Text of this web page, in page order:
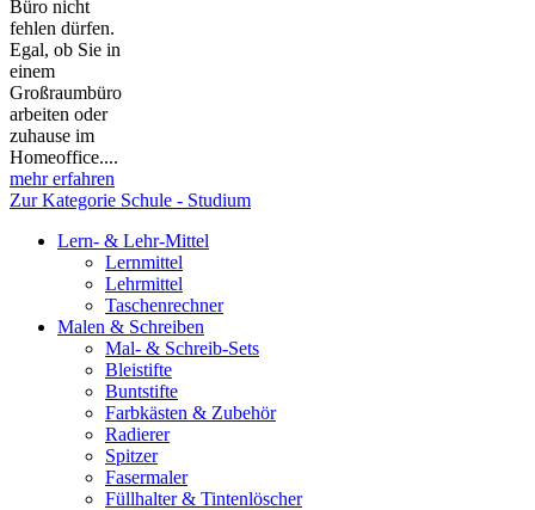
Büro nicht
fehlen dürfen.
Egal, ob Sie in
einem
Großraumbüro
arbeiten oder
zuhause im
Homeoffice....
mehr erfahren
Zur Kategorie Schule - Studium
Lern- & Lehr-Mittel
Lernmittel
Lehrmittel
Taschenrechner
Malen & Schreiben
Mal- & Schreib-Sets
Bleistifte
Buntstifte
Farbkästen & Zubehör
Radierer
Spitzer
Fasermaler
Füllhalter & Tintenlöscher